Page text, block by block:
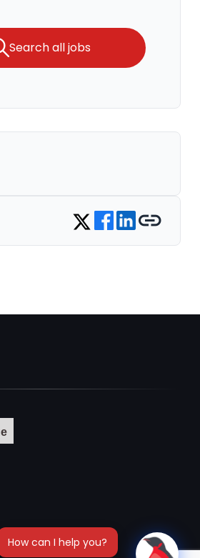
Search all jobs
Share on Twitter
Share on Facebook
Share on LinkedIn
Copy link